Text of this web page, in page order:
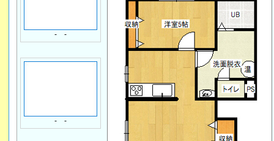
- -
- -